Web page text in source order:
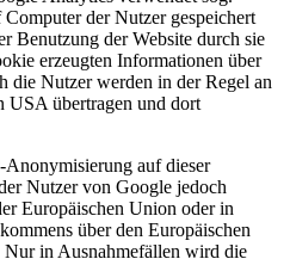
der Nutzer gespeichert
Benutzung der Website durch sie
erzeugten Informationen über
die Nutzer werden in der Regel an
USA übertragen und dort
auf dieser
Nutzer von Google jedoch
Europäischen Union oder in
über den Europäischen
in Ausnahmefällen wird die